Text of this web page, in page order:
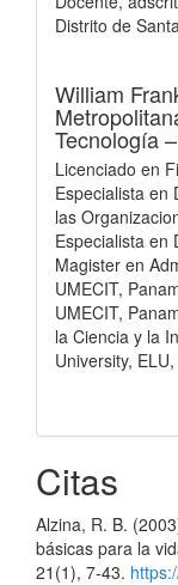
Distrito de
William
Tecnología
Licenciado en
Especialista en
las
Especialista en
Magister en
UMECIT,
UMECIT,
la Ciencia y la
University,
Citas
Alzina, R. B.
básicas para la
21(1), 7-43.